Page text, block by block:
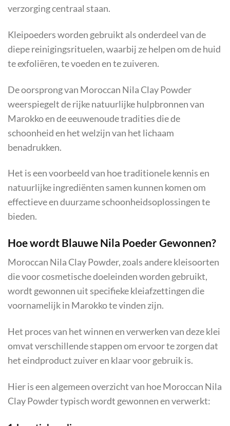
verzorging centraal staan.
Kleipoeders worden gebruikt als onderdeel van de
diepe reinigingsrituelen, waarbij ze helpen om de huid
te exfoliëren, te voeden en te zuiveren.
De oorsprong van Moroccan Nila Clay Powder
weerspiegelt de rijke natuurlijke hulpbronnen van
Marokko en de eeuwenoude tradities die de
schoonheid en het welzijn van het lichaam
benadrukken.
Het is een voorbeeld van hoe traditionele kennis en
natuurlijke ingrediënten samen kunnen komen om
effectieve en duurzame schoonheidsoplossingen te
bieden.
Hoe wordt Blauwe Nila Poeder Gewonnen?
Moroccan Nila Clay Powder, zoals andere kleisoorten
die voor cosmetische doeleinden worden gebruikt,
wordt gewonnen uit specifieke kleiafzettingen die
voornamelijk in Marokko te vinden zijn.
Het proces van het winnen en verwerken van deze klei
omvat verschillende stappen om ervoor te zorgen dat
het eindproduct zuiver en klaar voor gebruik is.
Hier is een algemeen overzicht van hoe Moroccan Nila
Clay Powder typisch wordt gewonnen en verwerkt: